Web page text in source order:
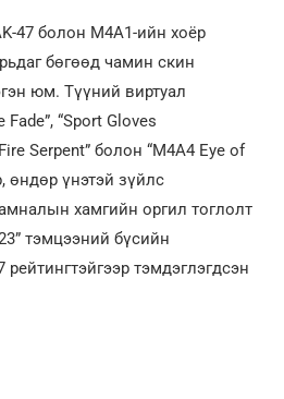
47 болон M4A1-ийн хоёр
бөгөөд чамин скин
юм. Түүний виртуал
Fade”, “Sport Gloves
Serpent” болон “M4A4 Eye of
өндөр үнэтэй зүйлс
хамгийн оргил тоглолт
тэмцээний бүсийн
тэмдэглэгдсэн